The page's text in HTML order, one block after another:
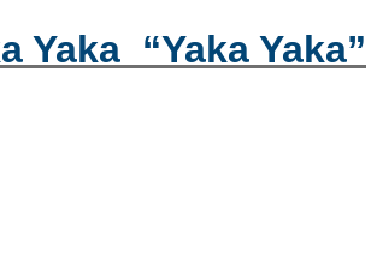
Yaka “Yaka Yaka”